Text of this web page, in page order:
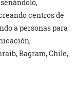
centros de
a personas para
Bagram, Chile,